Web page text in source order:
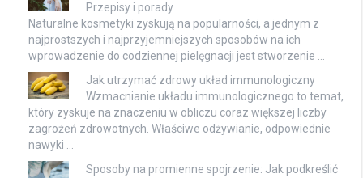
Przepisy i porady
Naturalne kosmetyki zyskują na popularności, a jednym z
najprostszych i najprzyjemniejszych sposobów na ich
wprowadzenie do codziennej pielęgnacji jest stworzenie …
Jak utrzymać zdrowy układ immunologiczny
Wzmacnianie układu immunologicznego to temat,
który zyskuje na znaczeniu w obliczu coraz większej liczby
zagrożeń zdrowotnych. Właściwe odżywianie, odpowiednie
nawyki …
Sposoby na promienne spojrzenie: Jak podkreślić